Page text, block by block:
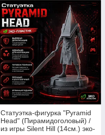
Статуэтка-фигурка "Pyramid
Head" (Пирамидоголовый) /
из игры Silent Hill (14см.) эко-